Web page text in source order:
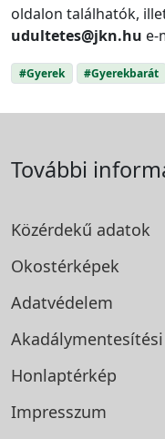
oldalon találhatók,
udultetes@jkn.hu e-
#Gyerek #Gyerekbarát
További
Közérdekű adatok
Okostérképek
Adatvédelem
Akadálymentesítési
Honlaptérkép
Impresszum